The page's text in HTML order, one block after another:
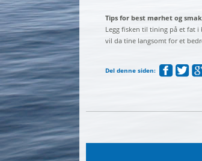
Tips for best mørhet og
Legg fisken til tining på et fat i
vil da tine langsomt for et
Del denne siden: